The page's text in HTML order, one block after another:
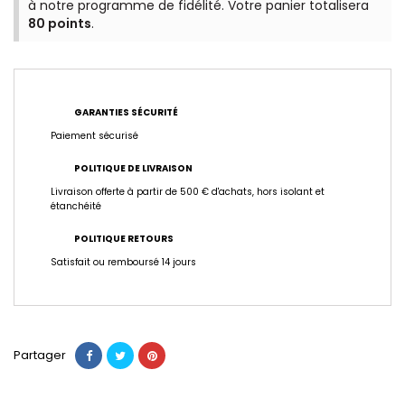
à notre programme de fidélité. Votre panier totalisera
80 points.
GARANTIES SÉCURITÉ
Paiement sécurisé
POLITIQUE DE LIVRAISON
Livraison offerte à partir de 500 € d'achats, hors isolant et
étanchéité
POLITIQUE RETOURS
Satisfait ou remboursé 14 jours
Partager